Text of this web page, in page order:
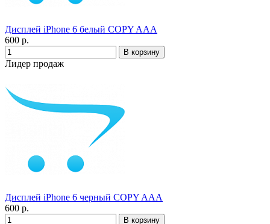
Дисплей iPhone 6 белый COPY AAA
600 р.
Лидер продаж
Дисплей iPhone 6 черный COPY AAA
600 р.